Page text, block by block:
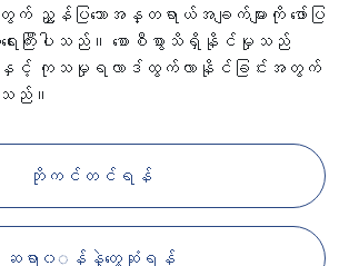
းအတွက် ညွှန်ပြသောအန္တရာယ်အချက်များကို ဖော်ပြ
ကြီးပါသည်။ စောစီစွာသိရှိနိုင်မှုသည်
မှုနှင့် ကုသမှုရလာဒ်ထွက်လာနိုင်ခြင်းအတွက်
သည်။
ဘိုကင်တင်ရန်
ဆရာ၀◌န်နဲ့တွေ့ဆုံရန်